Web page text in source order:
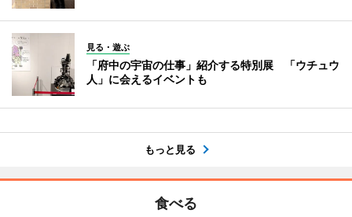
見る・遊ぶ
「府中の宇宙の仕事」紹介する特別展 「ウチュウ
人」に会えるイベントも
もっと見る
食べる